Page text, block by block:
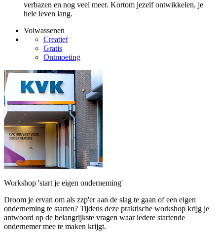
verbazen en nog veel meer. Kortom jezelf ontwikkelen, je
hele leven lang.
Volwassenen
Creatief
Gratis
Ontmoeting
Workshop 'start je eigen onderneming'
Droom je ervan om als zzp'er aan de slag te gaan of een eigen
onderneming te starten? Tijdens deze praktische workshop krijg je
antwoord op de belangrijkste vragen waar iedere startende
ondernemer mee te maken krijgt.